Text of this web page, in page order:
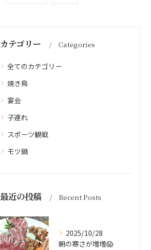
カテゴリー Categories
全てのカテゴリー
焼き鳥
宴会
子連れ
スポーツ観戦
モツ鍋
最近の投稿 Recent Posts
2025/10/28
朝の寒さが増増😱